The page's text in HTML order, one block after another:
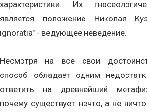
характеристики. Их
является положение Николая
ignoratia" - ведующее неведение.
Несмотря на все свои
способ обладает одним
ответить на древнейший
почему существует нечто, а не